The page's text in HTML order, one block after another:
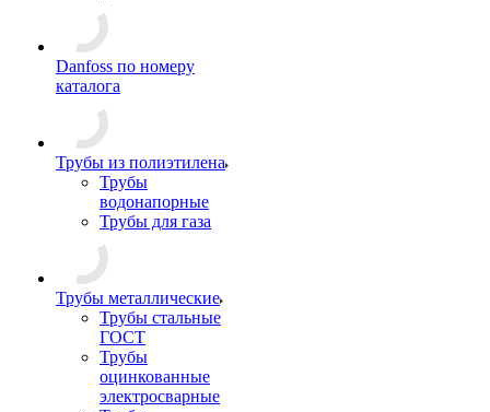
Danfoss по номеру
каталога
Трубы из полиэтилена
Трубы
водонапорные
Трубы для газа
Трубы металлические
Трубы стальные
ГОСТ
Трубы
оцинкованные
электросварные